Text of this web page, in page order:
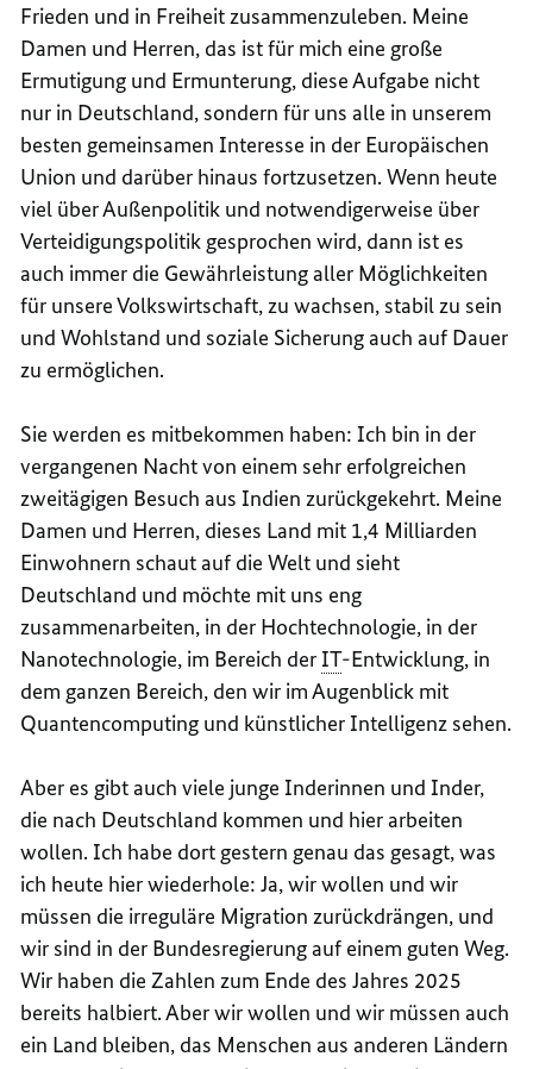
Frieden und in Freiheit zusammenzuleben. Meine
Damen und Herren, das ist für mich eine große
Ermutigung und Ermunterung, diese Aufgabe nicht
nur in Deutschland, sondern für uns alle in unserem
besten gemeinsamen Interesse in der Europäischen
Union und darüber hinaus fortzusetzen. Wenn heute
viel über Außenpolitik und notwendigerweise über
Verteidigungspolitik gesprochen wird, dann ist es
auch immer die Gewährleistung aller Möglichkeiten
für unsere Volkswirtschaft, zu wachsen, stabil zu sein
und Wohlstand und soziale Sicherung auch auf Dauer
zu ermöglichen.
Sie werden es mitbekommen haben: Ich bin in der
vergangenen Nacht von einem sehr erfolgreichen
zweitägigen Besuch aus Indien zurückgekehrt. Meine
Damen und Herren, dieses Land mit 1,4 Milliarden
Einwohnern schaut auf die Welt und sieht
Deutschland und möchte mit uns eng
zusammenarbeiten, in der Hochtechnologie, in der
Nanotechnologie, im Bereich derIT-Entwicklung, in
dem ganzen Bereich, den wir im Augenblick mit
Quantencomputing und künstlicher Intelligenz sehen.
Aber es gibt auch viele junge Inderinnen und Inder,
die nach Deutschland kommen und hier arbeiten
wollen. Ich habe dort gestern genau das gesagt, was
ich heute hier wiederhole: Ja, wir wollen und wir
müssen die irreguläre Migration zurückdrängen, und
wir sind in der Bundesregierung auf einem guten Weg.
Wir haben die Zahlen zum Ende des Jahres 2025
bereits halbiert. Aber wir wollen und wir müssen auch
ein Land bleiben, das Menschen aus anderen Ländern